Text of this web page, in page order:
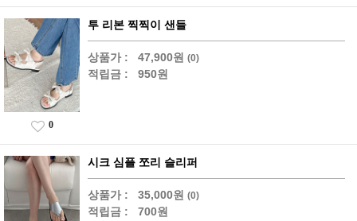
투 리본 찍찍이 샌들
상품가 : 47,900원 (0)
적립금 : 950원
0
시크 심플 쪼리 슬리퍼
상품가 : 35,000원 (0)
적립금 : 700원